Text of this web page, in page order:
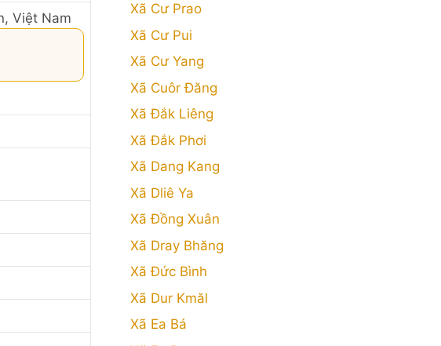
Việt Nam
Xã Cư Prao
Xã Cư Pui
Xã Cư Yang
Xã Cuôr Đăng
Xã Đắk Liêng
Xã Đắk Phơi
Xã Dang Kang
Xã Dliê Ya
Xã Đồng Xuân
Xã Dray Bhăng
Xã Đức Bình
Xã Dur Kmăl
Xã Ea Bá